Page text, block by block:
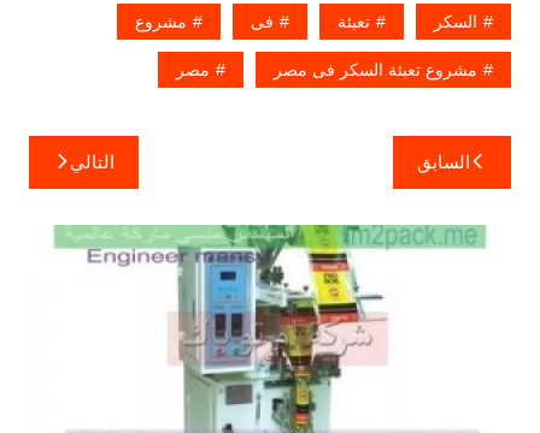
السكر تعبئة فى مشروع
مشروع تعبئة السكر فى مصر مصر
تصفّح
المقالات
السابق التالي